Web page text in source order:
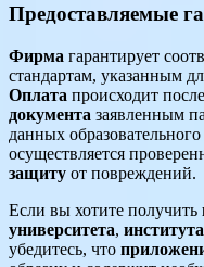
Предоставляемые
Фирма гарантирует
стандартам, указанным
Оплата происходит
документа заявленным
данных образовательного
осуществляется
защиту от повреждений.
Если вы хотите получить
университета, института
убедитесь, что